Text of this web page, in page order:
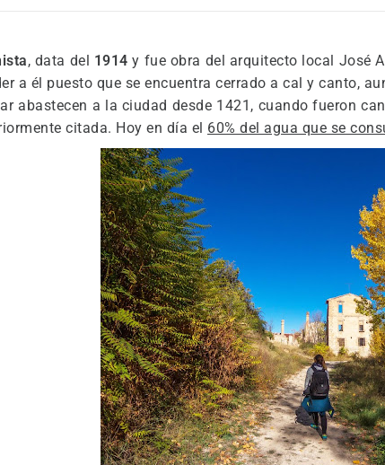
, data del 1914y fue obra del arquitecto local José
a él puesto que se encuentra cerrado a cal y canto,
abastecen a la ciudad desde 1421, cuando fueron
citada. Hoy en día el 60% del agua que se